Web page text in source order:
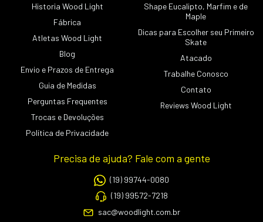
Historia Wood Light
Fábrica
Atletas Wood Light
Blog
Envio e Prazos de Entrega
Guia de Medidas
Perguntas Frequentes
Trocas e Devoluções
Política de Privacidade
Shape Eucalipto, Marfim e de
Maple
Dicas para Escolher seu Primeiro
Skate
Atacado
Trabalhe Conosco
Contato
Reviews Wood Light
Precisa de ajuda? Fale com a gente
(19) 99744-0080
(19) 99572-7218
sac@woodlight.com.br